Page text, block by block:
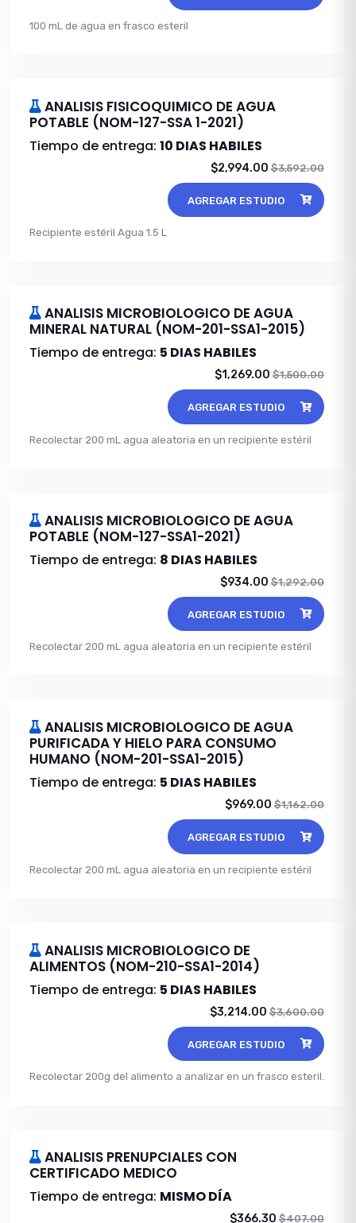
100 mL de agua en frasco esteril
ANALISIS FISICOQUIMICO DE AGUA
POTABLE (NOM-127-SSA 1-2021)
Tiempo de entrega: 10 DIAS HABILES
$2,994.00 $3,592.00
AGREGAR ESTUDIO
Recipiente estéril Agua 1.5 L
ANALISIS MICROBIOLOGICO DE AGUA
MINERAL NATURAL (NOM-201-SSA1-2015)
Tiempo de entrega: 5 DIAS HABILES
$1,269.00 $1,500.00
AGREGAR ESTUDIO
Recolectar 200 mL agua aleatoria en un recipiente estéril
ANALISIS MICROBIOLOGICO DE AGUA
POTABLE (NOM-127-SSA1-2021)
Tiempo de entrega: 8 DIAS HABILES
$934.00 $1,292.00
AGREGAR ESTUDIO
Recolectar 200 mL agua aleatoria en un recipiente estéril
ANALISIS MICROBIOLOGICO DE AGUA
PURIFICADA Y HIELO PARA CONSUMO
HUMANO (NOM-201-SSA1-2015)
Tiempo de entrega: 5 DIAS HABILES
$969.00 $1,162.00
AGREGAR ESTUDIO
Recolectar 200 mL agua aleatoria en un recipiente estéril
ANALISIS MICROBIOLOGICO DE
ALIMENTOS (NOM-210-SSA1-2014)
Tiempo de entrega: 5 DIAS HABILES
$3,214.00 $3,600.00
AGREGAR ESTUDIO
Recolectar 200g del alimento a analizar en un frasco esteril.
ANALISIS PRENUPCIALES CON
CERTIFICADO MEDICO
Tiempo de entrega: MISMO DÍA
$366.30 $407.00